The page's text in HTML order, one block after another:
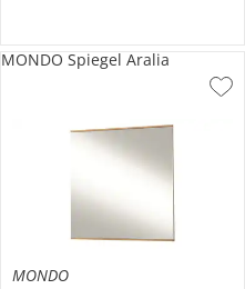
MONDO
MONDO Spiegel Aralia